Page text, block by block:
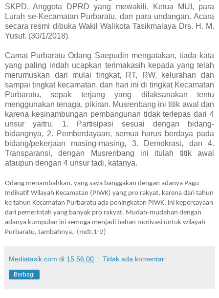
SKPD, Anggota DPRD yang mewakili, Ketua MUI, para
Lurah se-Kecamatan Purbaratu, dan para undangan. Acara
secara resmi dibuka Wakil Walikota Tasikmalaya Drs. H. M.
Yusuf. (30/1/2018).
Camat Purbaratu Odang Saepudin mengatakan, tiada kata
yang paling indah ucapkan terimakasih kepada yang telah
merumuskan dari mulai tingkat, RT, RW, kelurahan dan
sampai tingkat kecamatan, dan hari ini di tingkat Kecamatan
Purbaratu, sepak terjang yang dilaksanakan tentu
menggunakan tenaga, pikiran. Musrenbang ini titik awal dan
karena kesinambungan pembangunan tidak terlepas dari 4
unsur yaitru, 1. Partisipasi sesuai dengan bidang-
bidangnya, 2. Pemberdayaan, semua harus berdaya pada
bidang/pekerjaan masing-masing, 3. Demokrasi, dan 4.
Transparansi, dengan Musrenbang ini itulah titik awal
ataupun dengan 4 unsur tadi, katanya.
Odang menambahkan, yang saya banggakan dengan adanya Pagu
Indikatif Wilayah Kecamatan (PIWK) yang pro rakyat, karena dari tahun
ke tahun Kecamatan Purbaratu ada peningkatan PIWK, ini kepercayaan
dari pemerintah yang banyak pro rakyat. Mudah-mudahan dengan
adanya kumpulan ini semoga menjadi bahan motivasi untuk wilayah
Purbaratu, tambahnya. (mdt.1-2)
Mediatasik.com di 15.56.00 Tidak ada komentar:
Berbagi